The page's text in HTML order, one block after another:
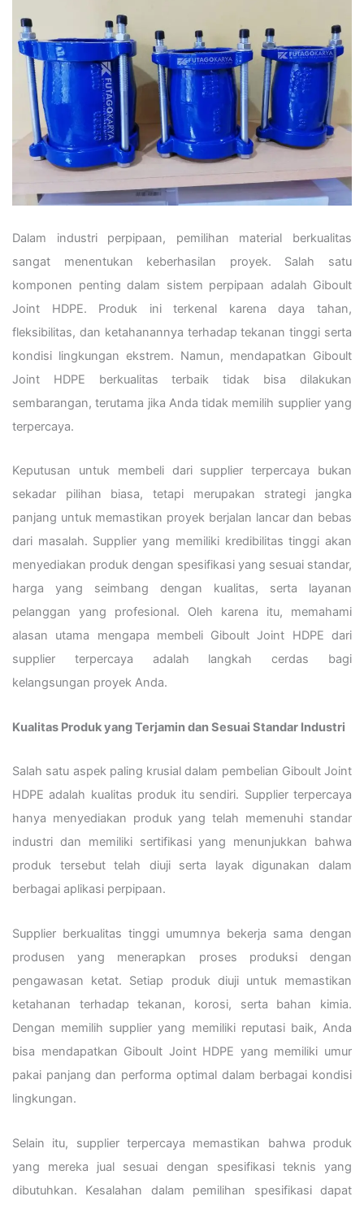
Dalam industri perpipaan, pemilihan material berkualitas
sangat menentukan keberhasilan proyek. Salah satu
komponen penting dalam sistem perpipaan adalah Giboult
Joint HDPE. Produk ini terkenal karena daya tahan,
fleksibilitas, dan ketahanannya terhadap tekanan tinggi serta
kondisi lingkungan ekstrem. Namun, mendapatkan Giboult
Joint HDPE berkualitas terbaik tidak bisa dilakukan
sembarangan, terutama jika Anda tidak memilih supplier yang
terpercaya.
Keputusan untuk membeli dari supplier terpercaya bukan
sekadar pilihan biasa, tetapi merupakan strategi jangka
panjang untuk memastikan proyek berjalan lancar dan bebas
dari masalah. Supplier yang memiliki kredibilitas tinggi akan
menyediakan produk dengan spesifikasi yang sesuai standar,
harga yang seimbang dengan kualitas, serta layanan
pelanggan yang profesional. Oleh karena itu, memahami
alasan utama mengapa membeli Giboult Joint HDPE dari
supplier terpercaya adalah langkah cerdas bagi
kelangsungan proyek Anda.
Kualitas Produk yang Terjamin dan Sesuai Standar Industri
Salah satu aspek paling krusial dalam pembelian Giboult Joint
HDPE adalah kualitas produk itu sendiri. Supplier terpercaya
hanya menyediakan produk yang telah memenuhi standar
industri dan memiliki sertifikasi yang menunjukkan bahwa
produk tersebut telah diuji serta layak digunakan dalam
berbagai aplikasi perpipaan.
Supplier berkualitas tinggi umumnya bekerja sama dengan
produsen yang menerapkan proses produksi dengan
pengawasan ketat. Setiap produk diuji untuk memastikan
ketahanan terhadap tekanan, korosi, serta bahan kimia.
Dengan memilih supplier yang memiliki reputasi baik, Anda
bisa mendapatkan Giboult Joint HDPE yang memiliki umur
pakai panjang dan performa optimal dalam berbagai kondisi
lingkungan.
Selain itu, supplier terpercaya memastikan bahwa produk
yang mereka jual sesuai dengan spesifikasi teknis yang
dibutuhkan. Kesalahan dalam pemilihan spesifikasi dapat